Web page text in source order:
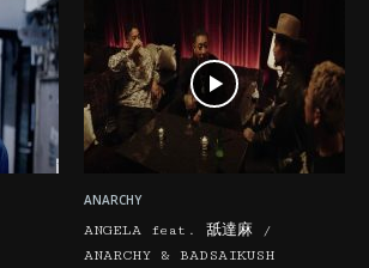
ANARCHY
ANGELA feat. 舐達麻 /
ANARCHY & BADSAIKUSH